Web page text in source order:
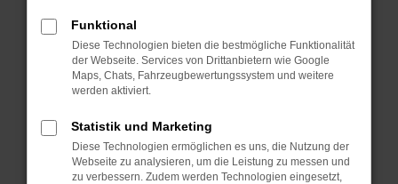
Das kann manchmal helfen, vorübergehende
Probleme zu beheben.
Stelle sicher, dass dein Browser und dein
Betriebssystem auf dem neuesten Stand sind.
Sicherheitsrisiko, sondern kann auch dazu führen,
dass bestimmte Funktionen nicht mehr
unterstützt werden.
Funktional
Diese Technologien bieten die bestmögliche Funktionalität
der Webseite. Services von Drittanbietern wie Google
Maps, Chats, Fahrzeugbewertungssystem und weitere
werden aktiviert.
Statistik und Marketing
Diese Technologien ermöglichen es uns, die Nutzung der
Webseite zu analysieren, um die Leistung zu messen und
zu verbessern. Zudem werden Technologien eingesetzt,